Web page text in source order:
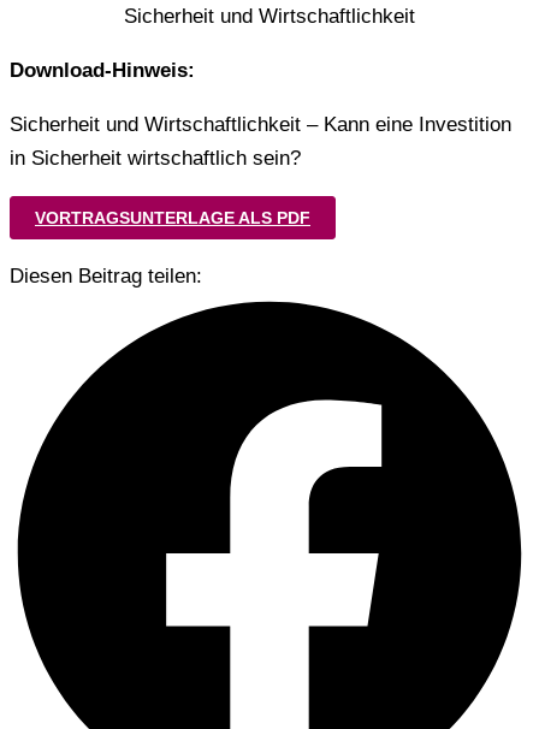
Sicherheit und Wirtschaftlichkeit
Download-Hinweis:
Sicherheit und Wirtschaftlichkeit – Kann eine Investition
in Sicherheit wirtschaftlich sein?
VORTRAGSUNTERLAGE ALS PDF
Diesen Beitrag teilen: